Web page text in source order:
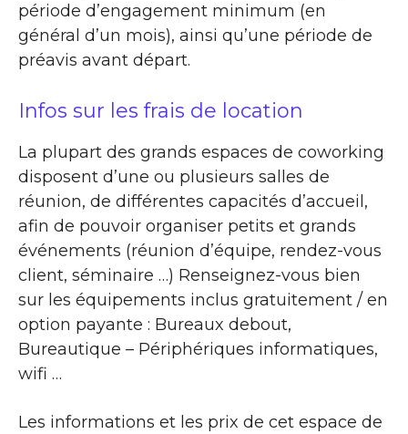
période d’engagement minimum (en
général d’un mois), ainsi qu’une période de
préavis avant départ.
Infos sur les frais de location
La plupart des grands espaces de coworking
disposent d’une ou plusieurs salles de
réunion, de différentes capacités d’accueil,
afin de pouvoir organiser petits et grands
événements (réunion d’équipe, rendez-vous
client, séminaire …) Renseignez-vous bien
sur les équipements inclus gratuitement / en
option payante : Bureaux debout,
Bureautique – Périphériques informatiques,
wifi …
Les informations et les prix de cet espace de